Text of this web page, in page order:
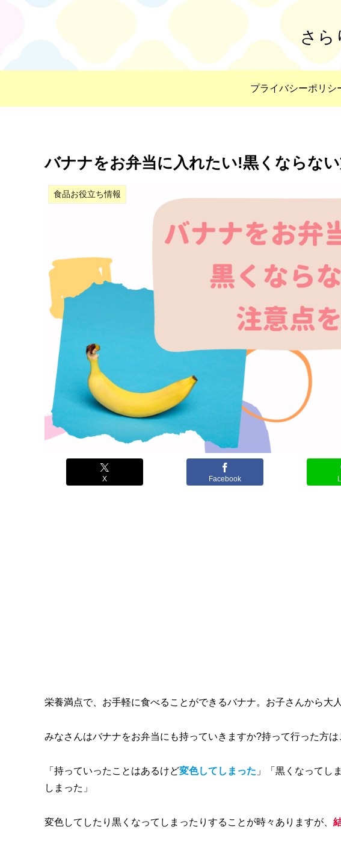
さら
プライバシーポリシ
バナナをお弁当に入れたい!黒くならな
食品お役立ち情報
X Facebook
栄養満点で、お手軽に食べることができるバナナ。 お子さんから大
みなさんはバナナをお弁当にも持っていきますか?持って行った方
「持っていったことはあるけど変色してしまった 」
「黒くなってし
しまった」
変色してしたり黒くなってしまったりすることが時々ありますが、